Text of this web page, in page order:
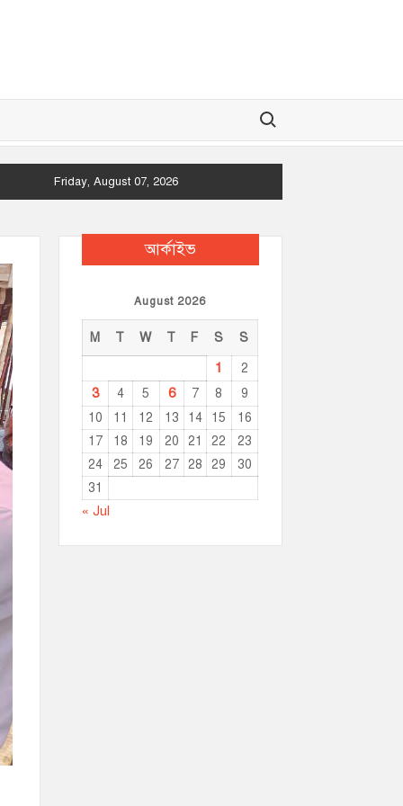
Search for:
Friday, August 07, 2026
আর্কাইভ
August 2026
M T W T F S S
1 2
3 4 5 6 7 8
9
10
11 12 13 14 15
16
17
18 19 20 21 22
23
24
25 26 27 28 29
30
31
« Jul